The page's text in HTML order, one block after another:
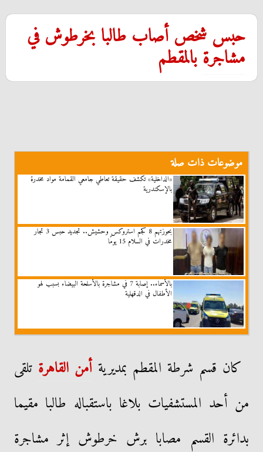
حبس شخص أصاب طالبا بخرطوش في
مشاجرةبالمقطم
موضوعات ذات صلة
«الداخلية» تكشف حقيقة تعاطي جامعي القمامة مواد مخدرة
بالإسكندرية
بحوزتهم 8 كجم استروكس وحشيش.. تجديد حبس 3 تجار
مخدرات في السلام 15 يومًا
بالأسماء.. إصابة 7 في مشاجرة بالأسلحة البيضاء بسبب لهو
الأطفال في الدقهلية
كان قسم شرطة المقطم بمديريةأمن القاهرة تلقى
من أحد المستشفيات بلاغا باستقباله طالبا مقيما
بدائرة القسم مصابا برش خرطوش إثر مشاجرة